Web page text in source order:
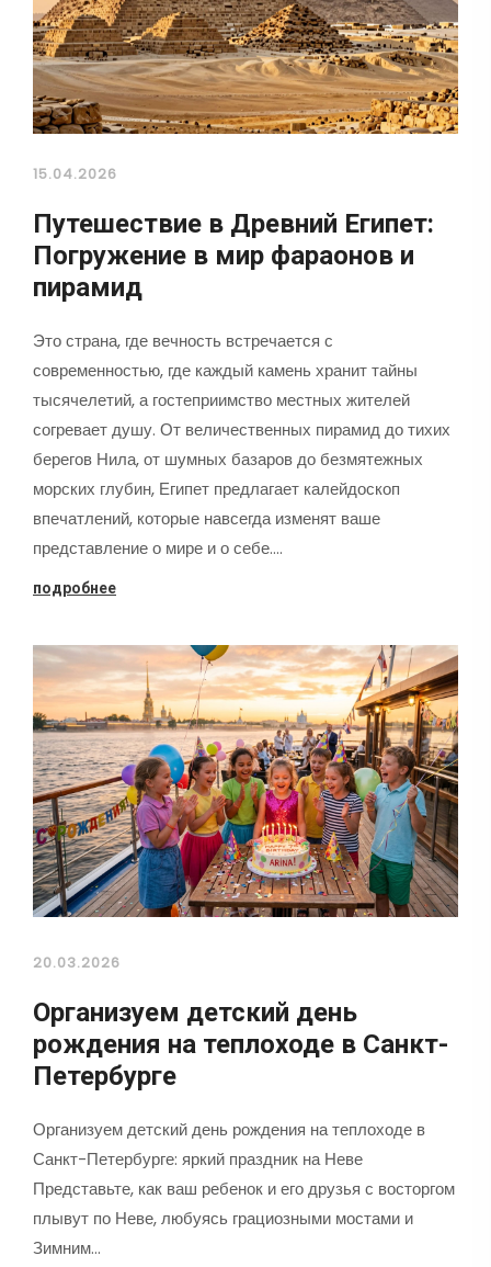
15.04.2026
Путешествие в Древний Египет:
Погружение в мир фараонов и
пирамид
Это страна, где вечность встречается с
современностью, где каждый камень хранит тайны
тысячелетий, а гостеприимство местных жителей
согревает душу. От величественных пирамид до тихих
берегов Нила, от шумных базаров до безмятежных
морских глубин, Египет предлагает калейдоскоп
впечатлений, которые навсегда изменят ваше
представление о мире и о себе.…
подробнее
20.03.2026
Организуем детский день
рождения на теплоходе в Санкт-
Петербурге
Организуем детский день рождения на теплоходе в
Санкт-Петербурге: яркий праздник на Неве
Представьте, как ваш ребенок и его друзья с восторгом
плывут по Неве, любуясь грациозными мостами и
Зимним…